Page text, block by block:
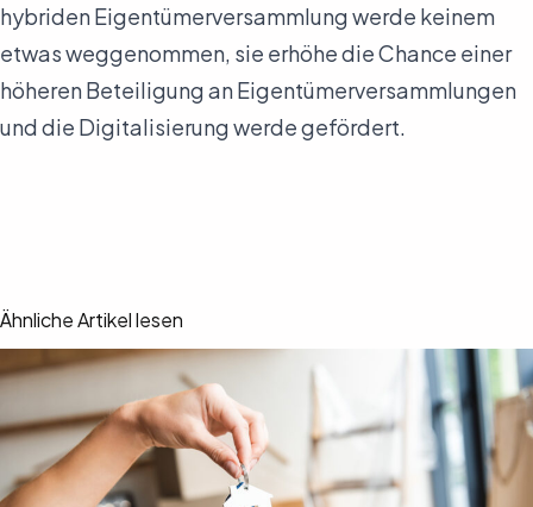
hybriden Eigentümerversammlung werde keinem
etwas weggenommen, sie erhöhe die Chance einer
höheren Beteiligung an Eigentümerversammlungen
und die Digitalisierung werde gefördert.
Ähnliche Artikel lesen